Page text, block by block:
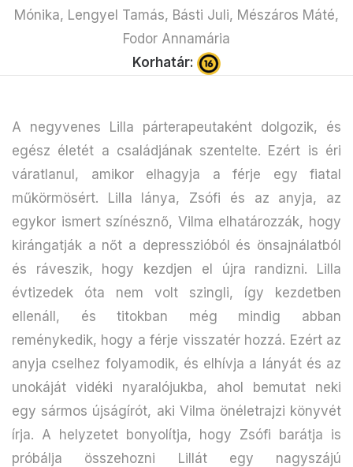
Mónika, Lengyel Tamás, Básti Juli, Mészáros Máté,
Fodor Annamária
Korhatár:
A negyvenes Lilla párterapeutaként dolgozik, és
egész életét a családjának szentelte. Ezért is éri
váratlanul, amikor elhagyja a férje egy fiatal
műkörmösért. Lilla lánya, Zsófi és az anyja, az
egykor ismert színésznő, Vilma elhatározzák, hogy
kirángatják a nőt a depresszióból és önsajnálatból
és ráveszik, hogy kezdjen el újra randizni. Lilla
évtizedek óta nem volt szingli, így kezdetben
ellenáll, és titokban még mindig abban
reménykedik, hogy a férje visszatér hozzá. Ezért az
anyja cselhez folyamodik, és elhívja a lányát és az
unokáját vidéki nyaralójukba, ahol bemutat neki
egy sármos újságírót, aki Vilma önéletrajzi könyvét
írja. A helyzetet bonyolítja, hogy Zsófi barátja is
próbálja összehozni Lillát egy nagyszájú